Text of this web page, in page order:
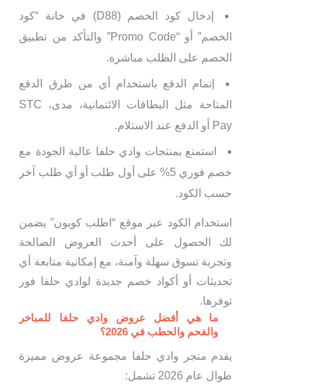
إدخال كود الخصم (D88) في خانة “كود
الخصم” أو “Promo Code” والتأكد من تطبيق
الخصم على الطلب مباشرة.
إتمام الدفع باستخدام أي من طرق الدفع
المتاحة مثل البطاقات الائتمانية، مدى، STC
Pay أو الدفع عند الاستلام.
استمتع بمنتجات وادي حلفا عالية الجودة مع
خصم فوري 5% على أول طلب أو أي طلب آخر
حسب الكود.
استخدام الكود عبر موقع “اطلب كوبون” يضمن
لك الحصول على أحدث العروض الصالحة
وتجربة تسوق سهلة وآمنة، مع إمكانية متابعة أي
تحديثات أو أكواد خصم جديدة لوادي حلفا فور
توفرها.
ما هي أفضل عروض وادي حلفا للمباخر
والفحم والحطب في 2026؟
يقدم متجر وادي حلفا مجموعة عروض مميزة
طوال عام 2026 تشمل: